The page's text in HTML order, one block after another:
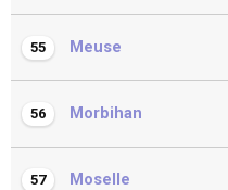
55 Meuse
56 Morbihan
57 Moselle